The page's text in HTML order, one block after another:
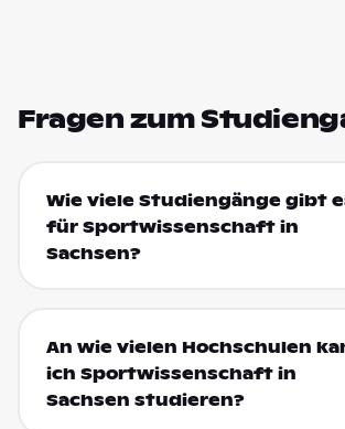
Fragen zum
Wie viele Studiengänge gibt
für Sportwissenschaft in
Sachsen?
An wie vielen Hochschulen
ich Sportwissenschaft in
Sachsen studieren?